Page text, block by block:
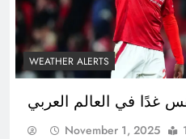
WEATHER ALERTS
غدًا في العالم العربي
November 1, 2025